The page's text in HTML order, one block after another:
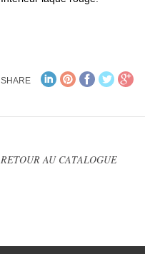
SHARE
RETOUR AU CATALOGUE